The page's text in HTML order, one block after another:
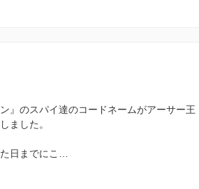
』のスパイ達のコードネームがアーサー王
ました。
日までにこ…